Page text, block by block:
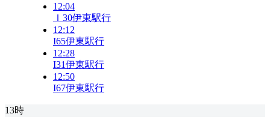
12:04
Ｉ30伊東駅行
12:12
I65伊東駅行
12:28
I31伊東駅行
12:50
I67伊東駅行
13時